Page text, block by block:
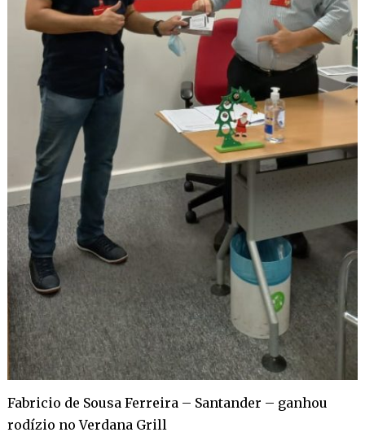
Fabricio de Sousa Ferreira – Santander – ganhou
rodízio no Verdana Grill